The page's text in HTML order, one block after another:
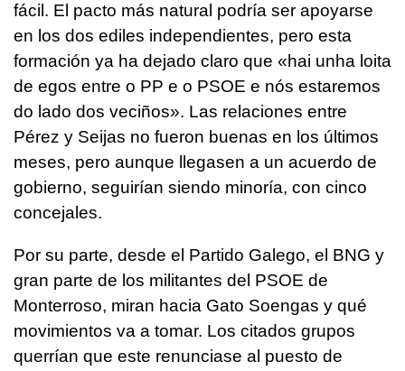
fácil. El pacto más natural podría ser apoyarse
en los dos ediles independientes, pero esta
formación ya ha dejado claro que «hai unha loita
de egos entre o PP e o PSOE e nós estaremos
do lado dos veciños». Las relaciones entre
Pérez y Seijas no fueron buenas en los últimos
meses, pero aunque llegasen a un acuerdo de
gobierno, seguirían siendo minoría, con cinco
concejales.
Por su parte, desde el Partido Galego, el BNG y
gran parte de los militantes del PSOE de
Monterroso, miran hacia Gato Soengas y qué
movimientos va a tomar. Los citados grupos
querrían que este renunciase al puesto de